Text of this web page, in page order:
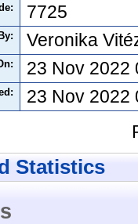
7725
Veronika
23 Nov 2022
23 Nov 2022
Statistics